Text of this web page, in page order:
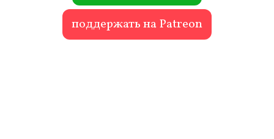
поддержать на Patreon